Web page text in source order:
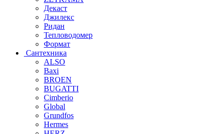
Декаст
Джилекс
Ридан
Тепловодомер
Формат
Сантехника
ALSO
Baxi
BROEN
BUGATTI
Cimberio
Global
Grundfos
Hermes